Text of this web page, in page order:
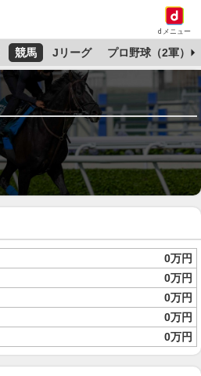
dメニュー
競馬 Jリーグ プロ野球（2軍）
0万円
0万円
0万円
0万円
0万円